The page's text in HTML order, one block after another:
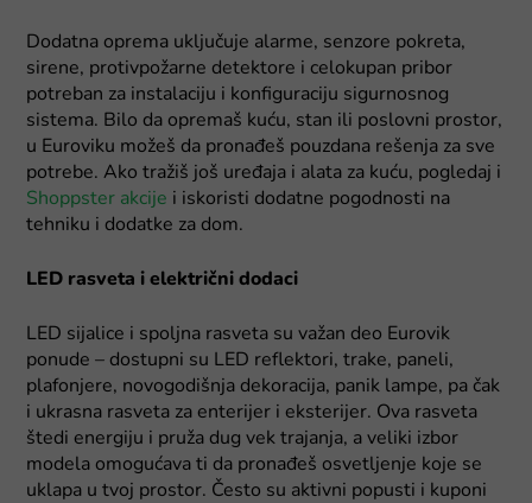
Dodatna oprema uključuje alarme, senzore pokreta,
sirene, protivpožarne detektore i celokupan pribor
potreban za instalaciju i konfiguraciju sigurnosnog
sistema. Bilo da opremaš kuću, stan ili poslovni prostor,
u Euroviku možeš da pronađeš pouzdana rešenja za sve
potrebe. Ako tražiš još uređaja i alata za kuću, pogledaj i
Shoppster akcije i iskoristi dodatne pogodnosti na
tehniku i dodatke za dom.
LED rasveta i električni dodaci
LED sijalice i spoljna rasveta su važan deo Eurovik
ponude – dostupni su LED reflektori, trake, paneli,
plafonjere, novogodišnja dekoracija, panik lampe, pa čak
i ukrasna rasveta za enterijer i eksterijer. Ova rasveta
štedi energiju i pruža dug vek trajanja, a veliki izbor
modela omogućava ti da pronađeš osvetljenje koje se
uklapa u tvoj prostor. Često su aktivni popusti i kuponi